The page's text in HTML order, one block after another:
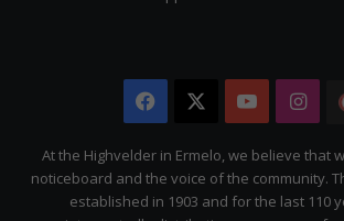
Facebook YouTube
At the Highvelder in Ermelo, we believe that
noticeboard and the voice of the community.
established in 1903 and for the last 110